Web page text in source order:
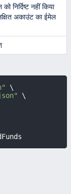
निर्दिष्ट नहीं किया
अकाउंट का ईमेल
\
\